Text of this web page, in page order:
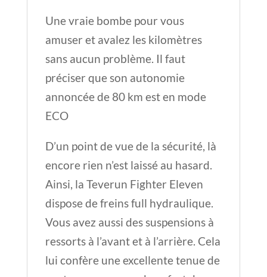
Une vraie bombe pour vous
amuser et avalez les kilomètres
sans aucun problème. Il faut
préciser que son autonomie
annoncée de 80 km est en mode
ECO
D’un point de vue de la sécurité, là
encore rien n’est laissé au hasard.
Ainsi, la Teverun Fighter Eleven
dispose de freins full hydraulique.
Vous avez aussi des suspensions à
ressorts à l’avant et à l’arrière. Cela
lui confère une excellente tenue de